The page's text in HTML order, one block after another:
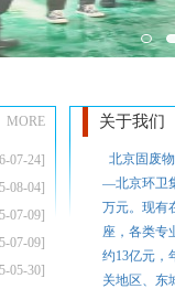
MORE
07-24]
08-04]
07-09]
07-09]
05-30]
关于我们
北京固废
—北京环卫
万元。现有
座，各类专
约13亿元，
关地区、东